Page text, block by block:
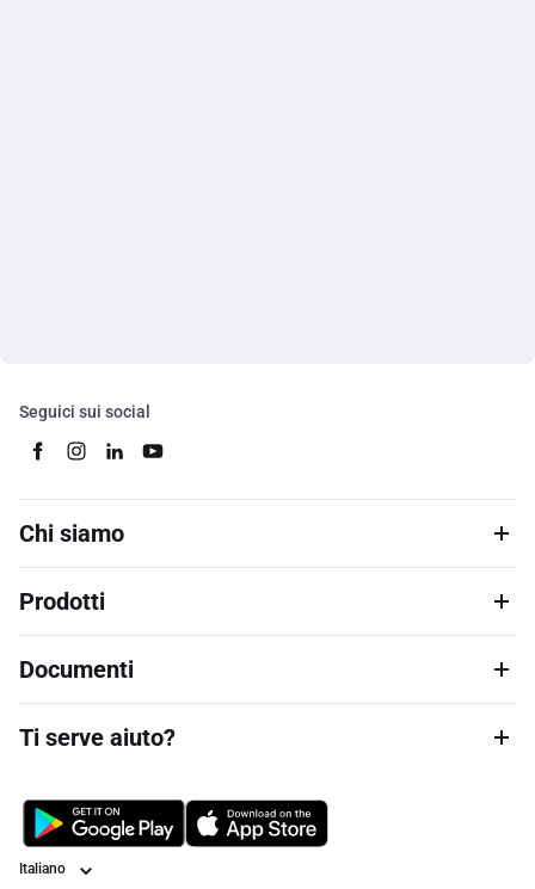
Seguici sui social
Chi siamo
Prodotti
Documenti
Ti serve aiuto?
Lingua